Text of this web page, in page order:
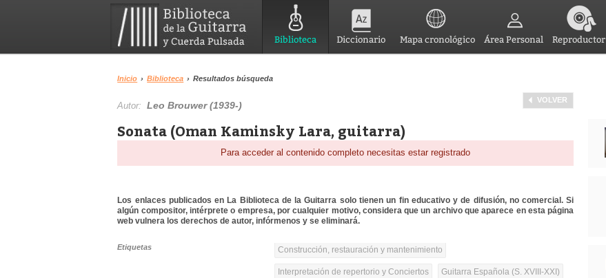
Biblioteca Diccionario Mapa cronológico Área Personal Reproductor
Inicio › Biblioteca › Resultados búsqueda
VOLVER
Autor:Leo Brouwer (1939-)
Sonata (Oman Kaminsky Lara, guitarra)
Para acceder al contenido completo necesitas estar registrado
Los enlaces publicados en La Biblioteca de la Guitarra solo tienen un fin educativo y de difusión, no comercial. Si
algún compositor, intérprete o empresa, por cualquier motivo, considera que un archivo que aparece en esta página
web vulnera los derechos de autor, infórmenos y se eliminará.
Etiquetas Construcción, restauración y mantenimiento
Interpretación de repertorio y Conciertos Guitarra Española (S. XVIII-XXI)